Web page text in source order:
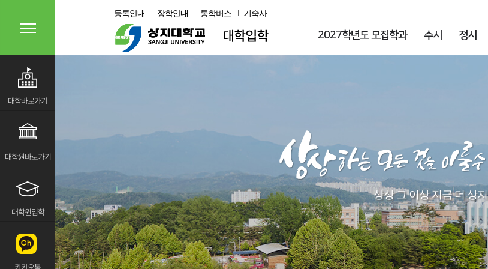
등록안내 장학안내 통학버스 기숙사
대학바로가기
대학원바로가기
대학원입학
2027학년도 모집학과 수시 정시
상상 그 이상 지금 더 상지